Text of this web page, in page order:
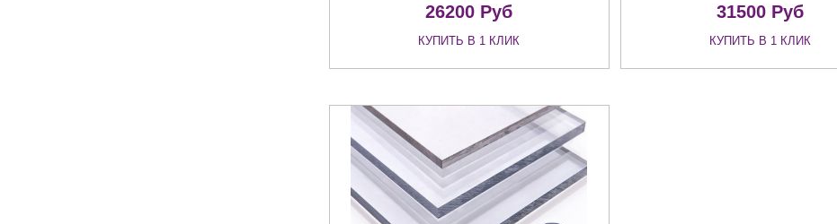
26200 Руб
КУПИТЬ В 1 КЛИК
31500Руб
КУПИТЬ В 1 КЛИК